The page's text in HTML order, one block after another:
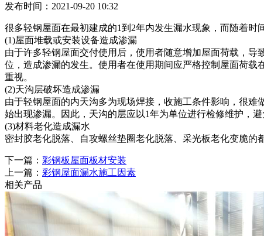
发布时间：2021-09-20 10:32
很多轻钢屋面在最初建成的1到2年内发生漏水现象，而随着时
(1)屋面堆载或安装设备造成渗漏
由于许多轻钢屋面交付使用后，使用者随意增加屋面荷载，
位，造成渗漏的发生。使用者在使用期间应严格控制屋面荷
重视。
(2)天沟层破坏造成渗漏
由于轻钢屋面的内天沟多为现场焊接，收施工条件影响，很
始出现渗漏。因此，天沟的层应以1年为单位进行检修维护，避
(3)材料老化造成漏水
密封胶老化脱落、自攻螺丝垫圈老化脱落、采光板老化变脆的
下一篇： 彩钢板屋面板材安装
上一篇： 彩钢屋面漏水施工因素
相关产品